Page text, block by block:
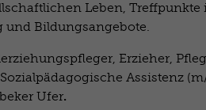
Leben, Treffpunkte
Bildungsangebote.
Erzieher,
Assistenz
Ufer.